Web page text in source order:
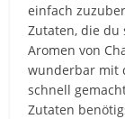
einfach
Zutaten, die du
Aromen von
wunderbar mit
schnell
Zutaten